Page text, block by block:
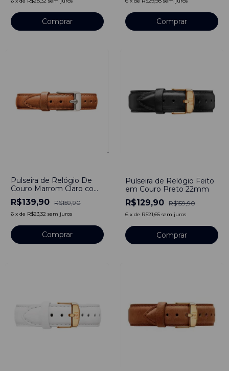
Comprar Comprar
Pulseira de Relógio De
Couro Marrom Claro com
Fivela em Aço Inoxidável
10mm com pinos
R$139,90 R$159,90
6 x de R$23,32 sem juros
Comprar
Pulseira de Relógio Feito
em Couro Preto 22mm
R$129,90 R$159,90
6 x de R$21,65 sem juros
Comprar